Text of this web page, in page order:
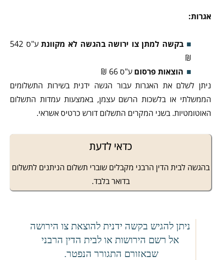
אגרות:
בקשה למתן צו ירושה בהגשה לא מקוונת
ע"ס 542
₪
הוצאות פרסום ע"ס 66 ₪
ניתן לשלם את האגרות עבור הגשה ידנית בשירות התשלומים
הממשלתי או בלשכות הרשם עצמן, באמצעות עמדות התשלום
האוטומטיות. בשני המקרים התשלום דורש כרטיס אשראי.
כדאי לדעת
בהגשה לבית הדין הרבני מקבלים שוברי תשלום הניתנים לתשלום
בדואר בלבד.
ניתן להגיש בקשה ידנית להוצאת צו הירושה
אל רשם הירושות או לבית הדין הרבני
שבאזורם התגורר הנפטר.